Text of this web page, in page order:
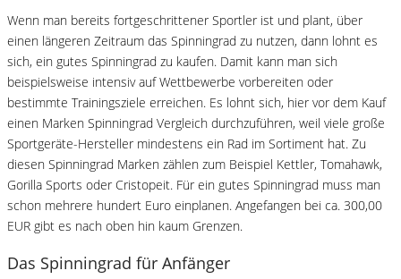
Wenn man bereits fortgeschrittener Sportler ist und plant, über
einen längeren Zeitraum das Spinningrad zu nutzen, dann lohnt es
sich, ein gutes Spinningrad zu kaufen. Damit kann man sich
beispielsweise intensiv auf Wettbewerbe vorbereiten oder
bestimmte Trainingsziele erreichen. Es lohnt sich, hier vor dem Kauf
einen Marken Spinningrad Vergleich durchzuführen, weil viele große
Sportgeräte-Hersteller mindestens ein Rad im Sortiment hat. Zu
diesen Spinningrad Marken zählen zum Beispiel Kettler, Tomahawk,
Gorilla Sports oder Cristopeit. Für ein gutes Spinningrad muss man
schon mehrere hundert Euro einplanen. Angefangen bei ca. 300,00
EUR gibt es nach oben hin kaum Grenzen.
Das Spinningrad für Anfänger